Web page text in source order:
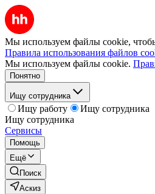
Мы используем файлы cookie,
Правила использования файлов
Мы используем файлы cookie.
Понятно
Ищу сотрудника
Ищу работу
Ищу сотрудника
Ищу сотрудника
Сервисы
Помощь
Ещё
Поиск
Аскиз